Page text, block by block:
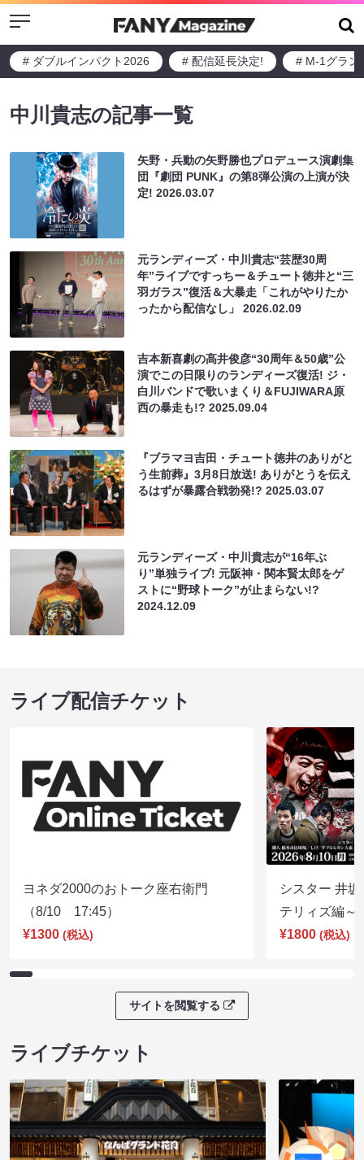
Menu
# ダブルインパクト2026 # 配信延長決定! # M-1グラン
中川貴志の記事一覧
矢野・兵動の矢野勝也プロデュース演劇集
団『劇団 PUNK』の第8弾公演の上演が決
定!2026.03.07
元ランディーズ・中川貴志“芸歴30周
年”ライブですっちー＆チュート徳井と“三
羽ガラス”復活＆大暴走「これがやりたか
ったから配信なし」2026.02.09
吉本新喜劇の高井俊彦“30周年＆50歳”公
演でこの日限りのランディーズ復活! ジ・
白川バンドで歌いまくり＆FUJIWARA原
西の暴走も!?2025.09.04
『ブラマヨ吉田・チュート徳井のありがと
う生前葬』3月8日放送! ありがとうを伝え
るはずが暴露合戦勃発!?2025.03.07
元ランディーズ・中川貴志が“16年ぶ
り”単独ライブ! 元阪神・関本賢太郎をゲ
ストに“野球トーク”が止まらない!?
2024.12.09
ライブ配信チケット
ヨネダ2000のおトーク座右衛門
（8/10 17:45）
¥1300 (税込)
シスター 井
テリィズ編
¥1800 (税込)
サイトを閲覧する
ライブチケット